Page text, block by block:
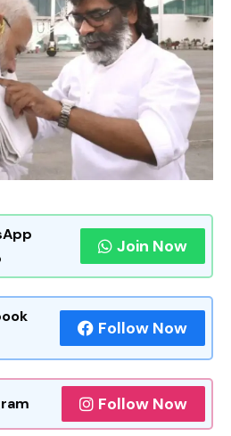
Join Now
Follow Now
Follow Now